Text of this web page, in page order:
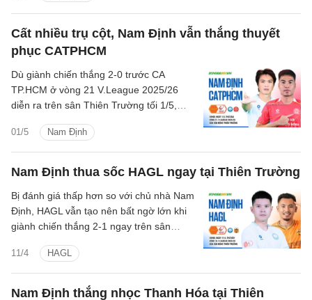
Cất nhiều trụ cột, Nam Định vẫn thắng thuyết
phục CATPHCM
01/5 Nam Định
Dù giành chiến thắng 2-0 trước CA
TP.HCM ở vòng 21 V.League 2025/26
diễn ra trên sân Thiên Trường tối 1/5,
của Nam Định.
Nam Định thua sốc HAGL ngay tại Thiên Trường
11/4 HAGL
Bị đánh giá thấp hơn so với chủ nhà Nam
Định, HAGL vẫn tạo nên bất ngờ lớn khi
giành chiến thắng 2-1 ngay trên sân
đoán, phản ánh rõ sự hiệu quả trong lối
chơi của đội bóng phố Núi.
Nam Định thắng nhọc Thanh Hóa tại Thiên